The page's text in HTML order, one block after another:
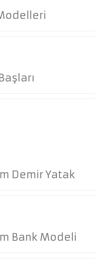
Demir Yatak
Bank Modeli